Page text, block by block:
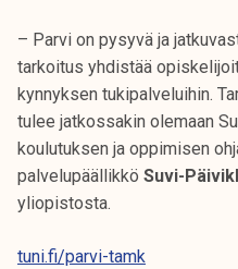
– Parvi on pysyvä ja
tarkoitus yhdistää
kynnyksen tukipalveluihin.
tulee jatkossakin olemaan
koulutuksen ja oppimisen
palvelupäällikkö Suvi-
yliopistosta.
tuni.fi/parvi-tamk